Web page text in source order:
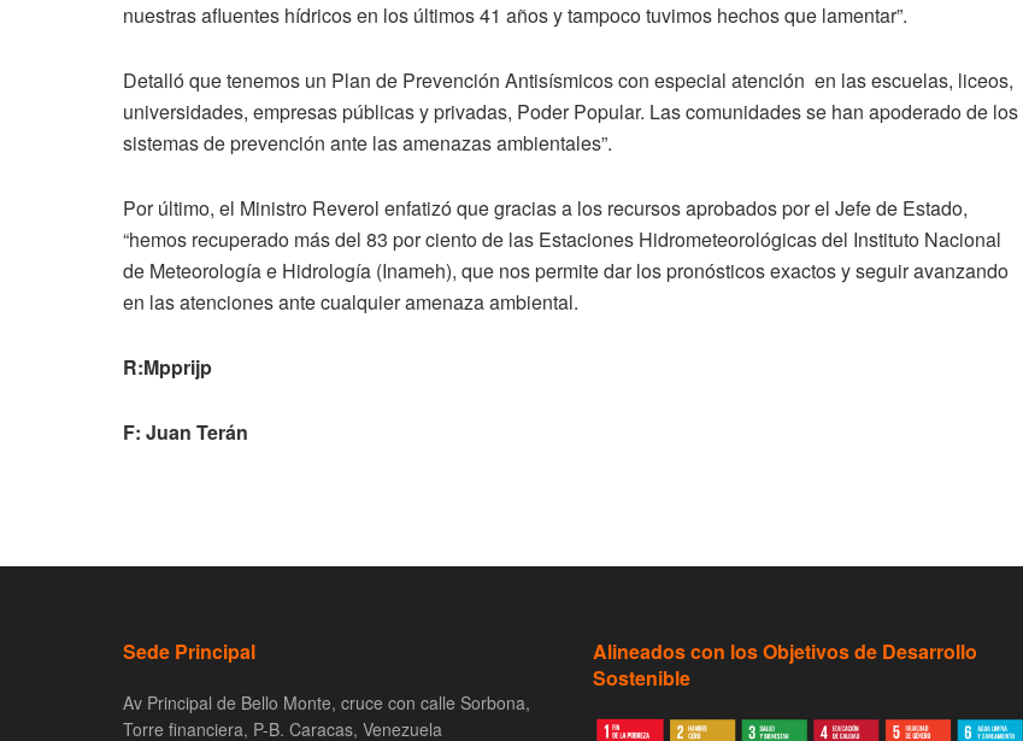
nuestras afluentes hídricos en los últimos 41 años y tampoco tuvimos hechos que lamentar”.
Detalló que tenemos un Plan de Prevención Antisísmicos con especial atención en las escuelas, liceos,
universidades, empresas públicas y privadas, Poder Popular. Las comunidades se han apoderado de los
sistemas de prevención ante las amenazas ambientales”.
Por último, el Ministro Reverol enfatizó que gracias a los recursos aprobados por el Jefe de Estado,
“hemos recuperado más del 83 por ciento de las Estaciones Hidrometeorológicas del Instituto Nacional
de Meteorología e Hidrología (Inameh), que nos permite dar los pronósticos exactos y seguir avanzando
en las atenciones ante cualquier amenaza ambiental.
R:Mpprijp
F: Juan Terán
Sede Principal
Av Principal de Bello Monte, cruce con calle Sorbona,
Torre financiera, P-B. Caracas, Venezuela
Alineados con los Objetivos de Desarrollo
Sostenible